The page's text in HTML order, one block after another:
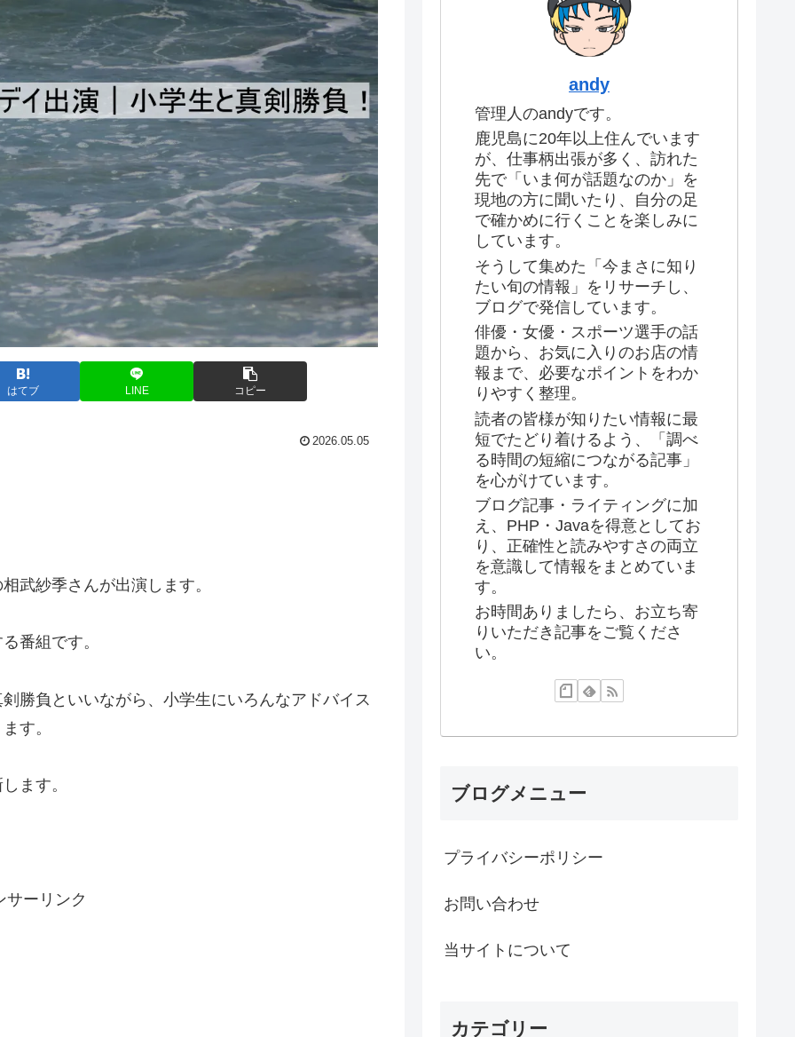
はてブ LINE コピー
2026.05.05
武紗季さんが出演します。
番組です。
勝負といいながら、小学生にいろんなアドバイス
す。
ます。
サーリンク
andy
管理人のandyです。
鹿児島に20年以上住んでいます
が、仕事柄出張が多く、訪れた
先で「いま何が話題なのか」を
現地の方に聞いたり、自分の足
で確かめに行くことを楽しみに
しています。
そうして集めた「今まさに知り
たい旬の情報」をリサーチし、
ブログで発信しています。
俳優・女優・スポーツ選手の話
題から、お気に入りのお店の情
報まで、必要なポイントをわか
りやすく整理。
読者の皆様が知りたい情報に最
短でたどり着けるよう、「調べ
る時間の短縮につながる記事」
を心がけています。
ブログ記事・ライティングに加
え、PHP・Javaを得意としてお
り、正確性と読みやすさの両立
を意識して情報をまとめていま
す。
お時間ありましたら、お立ち寄
りいただき記事をご覧くださ
い。
ブログメニュー
プライバシーポリシー
お問い合わせ
当サイトについて
カテゴリー